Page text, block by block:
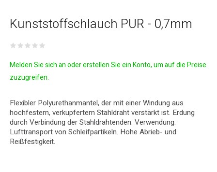
Kunststoffschlauch PUR - 0,7mm
Melden Sie sich an oder erstellen Sie ein Konto, um auf die Preise
zuzugreifen.
Flexibler Polyurethanmantel, der mit einer Windung aus
hochfestem, verkupfertem Stahldraht verstärkt ist. Erdung
durch Verbindung der Stahldrahtenden. Verwendung:
Lufttransport von Schleifpartikeln. Hohe Abrieb- und
Reißfestigkeit.